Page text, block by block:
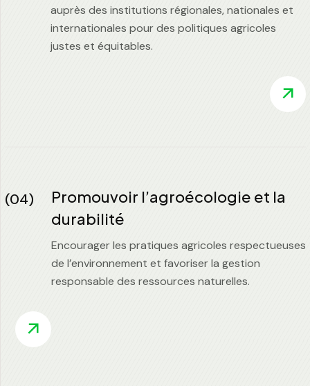
auprès des institutions régionales, nationales et
internationales pour des politiques agricoles
justes et équitables.
(04)
Promouvoir l’agroécologie et la
durabilité
Encourager les pratiques agricoles respectueuses
de l’environnement et favoriser la gestion
responsable des ressources naturelles.